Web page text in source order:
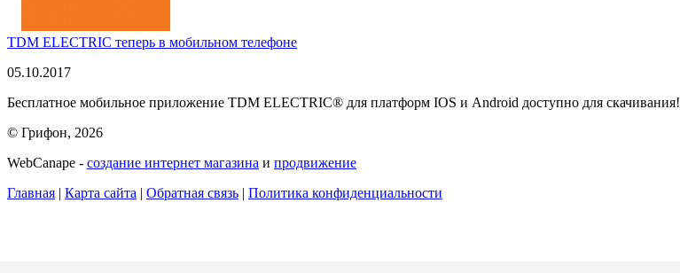
TDM ELECTRIC теперь в мобильном телефоне
05.10.2017
Бесплатное мобильное приложение TDM ELECTRIC® для платформ IOS и Android доступно для скачивания!
© Грифон, 2026
WebCanape - создание интернет магазина и продвижение
Главная | Карта сайта | Обратная связь | Политика конфиденциальности